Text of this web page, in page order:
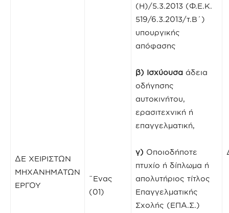
ΔΕ ΧΕΙΡΙΣΤΩΝ
ΜΗΧΑΝΗΜΑΤΩΝ
ΕΡΓΟΥ
¨Ενας
(01)
(Η)/5.3.2013 (Φ.Ε.Κ.
519/6.3.2013/τ.Β΄)
υπουργικής
απόφασης
β) Ισχύουσα άδεια
οδήγησης
αυτοκινήτου,
ερασιτεχνική ή
επαγγελματική,
γ) Οποιοδήποτε
πτυχίο ή δίπλωμα ή
απολυτήριος τίτλος
Επαγγελματικής
Σχολής (ΕΠΑ.Σ.)